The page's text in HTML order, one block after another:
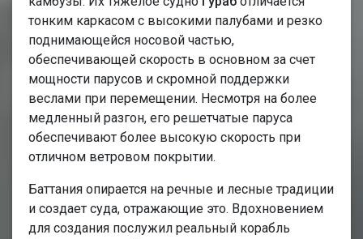
тонким каркасом с высокими палубами и резко
поднимающейся носовой частью,
обеспечивающей скорость в основном за счет
мощности парусов и скромной поддержки
веслами при перемещении. Несмотря на более
медленный разгон, его решетчатые паруса
обеспечивают более высокую скорость при
отличном ветровом покрытии.
Баттания опирается на речные и лесные традиции
и создает суда, отражающие это. Вдохновением
для создания послужил реальный корабль